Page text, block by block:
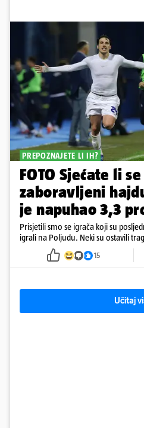
PREPOZNAJETE LI IH?
FOTO Sjećate li
zaboravljeni
je napuhao 3,3
Prisjetili smo se igrača koji su
igrali na Poljudu. Neki su ostavili
15
Učitaj